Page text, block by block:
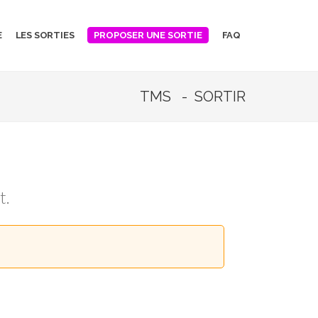
LES SORTIES PROPOSER UNE SORTIE FAQ
TMS - SORTIR